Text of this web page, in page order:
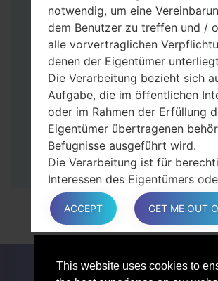
This website uses cookies to
Tasten gedrückt.
Dann schließen Sie das
an, das Programm Odin
und „COM port number“
Bildschirm angezeigt.
Geben Sie nur die „F.
„Auto-Rebot“ an.
Zum Schluss klicken Sie
Ihr Gerät wird neu gestartet
getrennt.
notwendig, um eine
dem Benutzer zu treffen und /
alle vorvertraglichen
denen der Eigentümer
Die Verarbeitung bezieht sich
Aufgabe, die im öffentlichen
oder im Rahmen der Erfüllung
Eigentümer übertragenen
Befugnisse ausgeführt wird.
Die Verarbeitung ist für
Interessen des Eigentümers
Dritten erforderlich.
In jedem Fall hilft der
bei der Erläuterung des für die
Rahmens und insbesondere, ob
ACCEPT GET ME OUT